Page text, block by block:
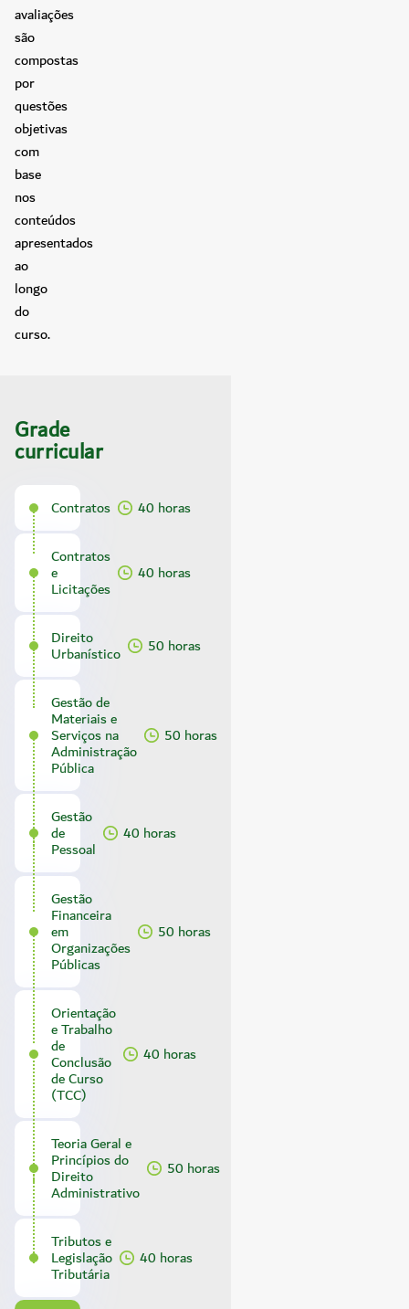
avaliações
são
compostas
por
questões
objetivas
com
base
nos
conteúdos
apresentados
ao
longo
do
curso.
Grade
curricular
Contratos 40 horas
Contratos
e
Licitações
40 horas
Direito
Urbanístico 50 horas
Gestão de
Materiais e
Serviços na
Administração
Pública
50 horas
Gestão
de
Pessoal
40 horas
Gestão
Financeira
em
Organizações
Públicas
50 horas
Orientação
e Trabalho
de
Conclusão
de Curso
(TCC)
40 horas
Teoria Geral e
Princípios do
Direito
Administrativo
50 horas
Tributos e
Legislação
Tributária
40 horas